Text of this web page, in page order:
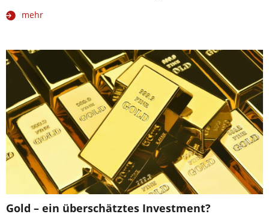
mehr
Gold – ein überschätztes Investment?